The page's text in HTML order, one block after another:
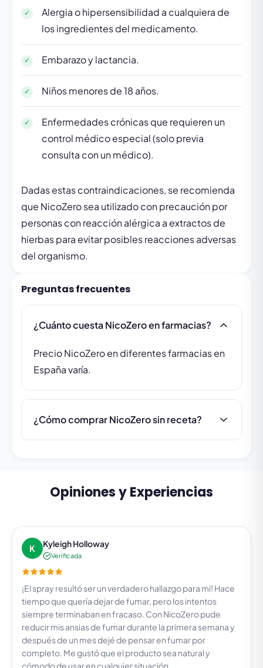
Alergia o hipersensibilidad a cualquiera de
los ingredientes del medicamento.
Embarazo y lactancia.
Niños menores de 18 años.
Enfermedades crónicas que requieren un
control médico especial (solo previa
consulta con un médico).
Dadas estas contraindicaciones, se recomienda
que NicoZero sea utilizado con precaución por
personas con reacción alérgica a extractos de
hierbas para evitar posibles reacciones adversas
del organismo.
Preguntas frecuentes
¿Cuánto cuesta NicoZero en farmacias?
Precio NicoZero en diferentes farmacias en
España varía.
¿Cómo comprar NicoZero sin receta?
Opiniones y Experiencias
K Kyleigh Holloway
Verificada
¡El spray resultó ser un verdadero hallazgo para mí! Hace
tiempo que quería dejar de fumar, pero los intentos
siempre terminaban en fracaso. Con NicoZero pude
reducir mis ansias de fumar durante la primera semana y
después de un mes dejé de pensar en fumar por
completo. Me gustó que el producto sea natural y
cómodo de usar en cualquier situación.